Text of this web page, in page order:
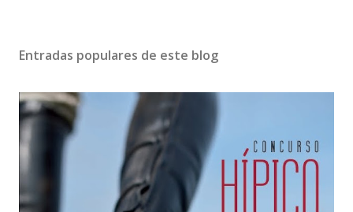
Entradas populares de este blog